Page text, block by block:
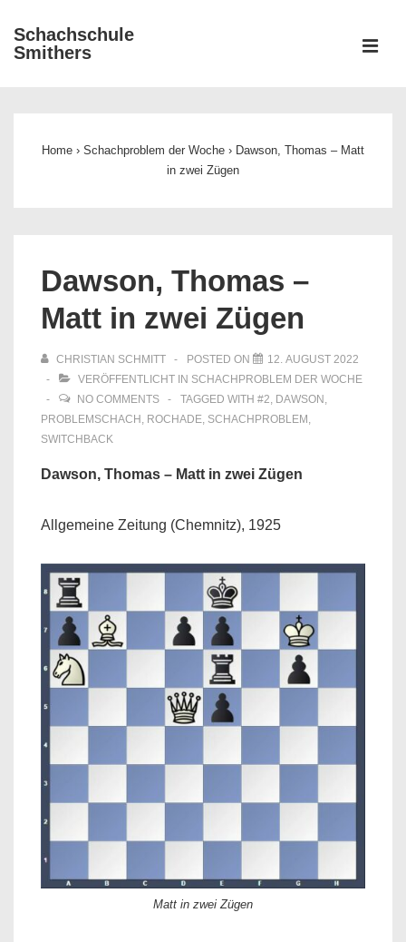
Zum
Inhalt
Schachschule
Smithers
Home › Schachproblem der Woche › Dawson, Thomas – Matt
in zwei Zügen
Dawson, Thomas –
Matt in zwei Zügen
CHRISTIAN SCHMITT POSTED ON
12. AUGUST 2022
VERÖFFENTLICHT IN SCHACHPROBLEM DER WOCHE
NO COMMENTS
TAGGED WITH #2, DAWSON ,
PROBLEMSCHACH , ROCHADE, SCHACHPROBLEM ,
SWITCHBACK
Dawson, Thomas – Matt in zwei Zügen
Allgemeine Zeitung (Chemnitz), 1925
Matt in zwei Zügen